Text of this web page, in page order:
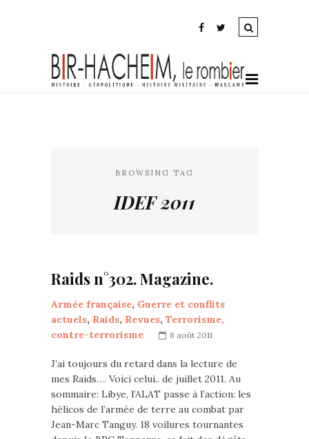
BROWSING TAG
IDEF 2011
Raids n°302. Magazine.
Armée française, Guerre et conflits
actuels, Raids, Revues, Terrorisme,
contre-terrorisme
8 août 2011
J’ai toujours du retard dans la lecture de
mes Raids…. Voici celui.. de juillet 2011. Au
sommaire: Libye, l’ALAT passe à l’action: les
hélicos de l’armée de terre au combat par
Jean-Marc Tanguy. 18 voilures tournantes